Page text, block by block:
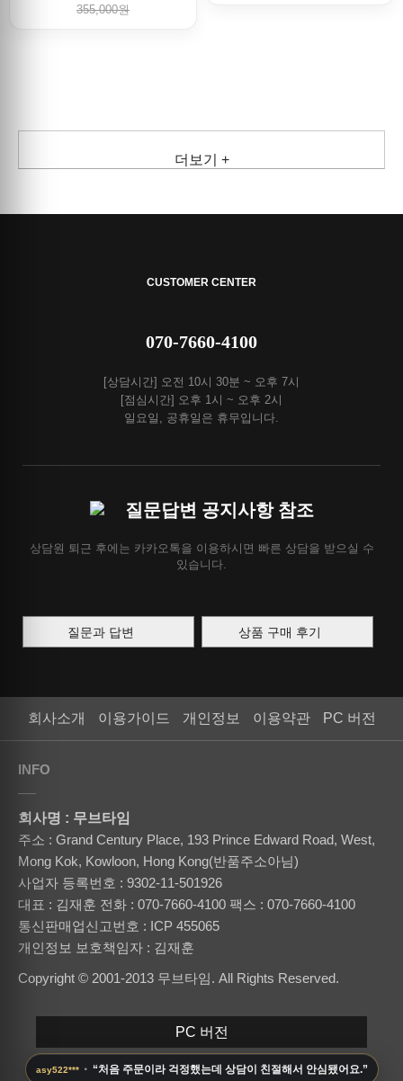
355,000원
더보기 +
asy522*** · “처음 주문이라 걱정했는데 상담이 친절해서 안심됐어요.”
CUSTOMER CENTER
070-7660-4100
[상담시간] 오전 10시 30분 ~ 오후 7시
[점심시간] 오후 1시 ~ 오후 2시
일요일, 공휴일은 휴무입니다.
질문답변 공지사항 참조
상담원 퇴근 후에는 카카오톡을 이용하시면 빠른 상담을 받으실 수
있습니다.
질문과 답변 상품 구매 후기
회사소개 이용가이드 개인정보 이용약관 PC 버전
INFO
회사명 : 무브타임
주소 : Grand Century Place, 193 Prince Edward Road, West,
Mong Kok, Kowloon, Hong Kong(반품주소아님)
사업자 등록번호 : 9302-11-501926
대표 : 김재훈 전화 : 070-7660-4100 팩스 : 070-7660-4100
통신판매업신고번호 : ICP 455065
개인정보 보호책임자 : 김재훈
Copyright © 2001-2013 무브타임. All Rights Reserved.
PC 버전